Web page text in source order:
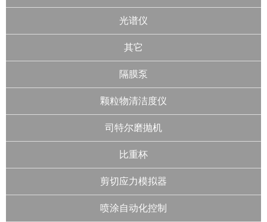
光谱仪
其它
隔膜泵
颗粒物清洁度仪
司特尔磨抛机
比重杯
剪切应力模拟器
喷涂自动化控制